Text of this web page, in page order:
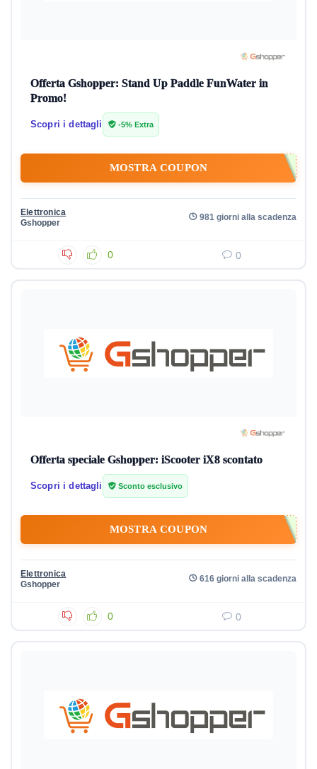
Offerta Gshopper: Stand Up Paddle FunWater in
Promo!
Scopri i dettagli -5% Extra
MOSTRA COUPON
Elettronica
Gshopper
981 giorni alla scadenza
0 0
Offerta speciale Gshopper: iScooter iX8 scontato
Scopri i dettagli Sconto esclusivo
MOSTRA COUPON
Elettronica
Gshopper
616 giorni alla scadenza
0 0